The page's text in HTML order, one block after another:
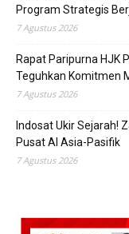
Program Strategis
7 Agustus 2026
Rapat Paripurna HJK
Teguhkan Komitmen
7 Agustus 2026
Indosat Ukir Sejarah!
Pusat AI Asia-Pasifik
7 Agustus 2026